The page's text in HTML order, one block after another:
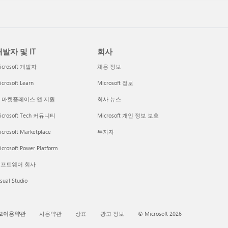
발자 및 IT
개발자
Learn
마켓플레이스 앱 지원
Tech 커뮤니티
Marketplace
Power Platform
트웨어 회사
Studio
회사
채용 정보
Microsoft 정보
회사 뉴스
Microsoft 개인 정보 보호
투자자
이용약관 사용약관 상표 광고 정보 © Microsoft 2026